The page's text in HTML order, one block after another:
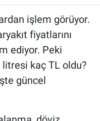
işlem görüyor.
fiyatlarını
ediyor. Peki
kaç TL oldu?
güncel